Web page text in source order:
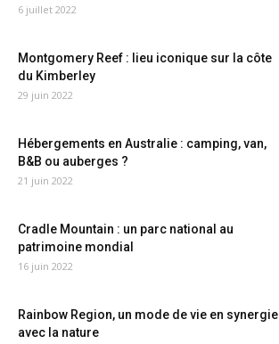
6 juillet 2022
Montgomery Reef : lieu iconique sur la côte
du Kimberley
29 juin 2022
Hébergements en Australie : camping, van,
B&B ou auberges ?
21 juin 2022
Cradle Mountain : un parc national au
patrimoine mondial
16 juin 2022
Rainbow Region, un mode de vie en synergie
avec la nature